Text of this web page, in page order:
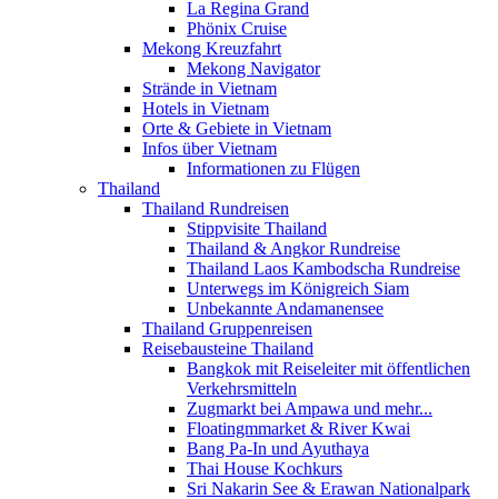
La Regina Grand
Phönix Cruise
Mekong Kreuzfahrt
Mekong Navigator
Strände in Vietnam
Hotels in Vietnam
Orte & Gebiete in Vietnam
Infos über Vietnam
Informationen zu Flügen
Thailand
Thailand Rundreisen
Stippvisite Thailand
Thailand & Angkor Rundreise
Thailand Laos Kambodscha Rundreise
Unterwegs im Königreich Siam
Unbekannte Andamanensee
Thailand Gruppenreisen
Reisebausteine Thailand
Bangkok mit Reiseleiter mit öffentlichen
Verkehrsmitteln
Zugmarkt bei Ampawa und mehr...
Floatingmmarket & River Kwai
Bang Pa-In und Ayuthaya
Thai House Kochkurs
Sri Nakarin See & Erawan Nationalpark